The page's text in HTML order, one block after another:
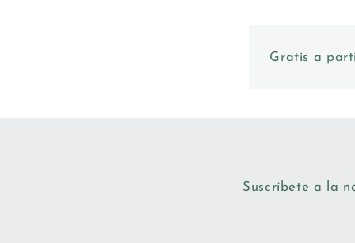
Gratis a
Suscríbete a la